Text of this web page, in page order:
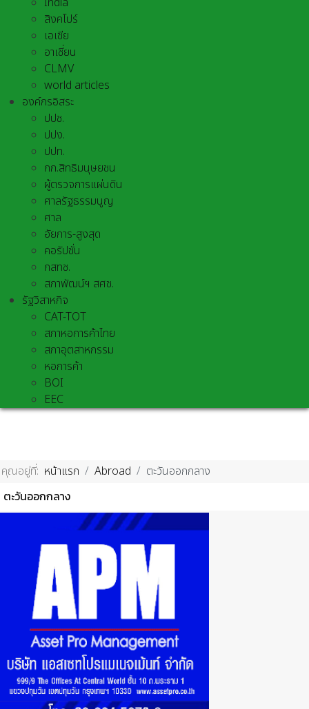
สิงคโปร์
เอเชีย
อาเชี่ยน
CLMV
world articles
องค์กรอิสระ
ปปช.
ปปง.
ปปท.
กก.สิทธิมนุษยชน
ผู้ตรวจการแผ่นดิน
ศาลรัฐธรรมนูญ
ศาล
อัยการ-สูงสุด
คอรัปชั่น
กสทช.
สภาพัฒน์ฯ สศช.
รัฐวิสาหกิจ
CAT-TOT
สภาหอการค้าไทย
สภาอุตสาหกรรม
หอการค้า
BOI
EEC
คุณอยู่ที่: หน้าแรก Abroad
ตะวันออกกลาง
ตะวันออกกลาง